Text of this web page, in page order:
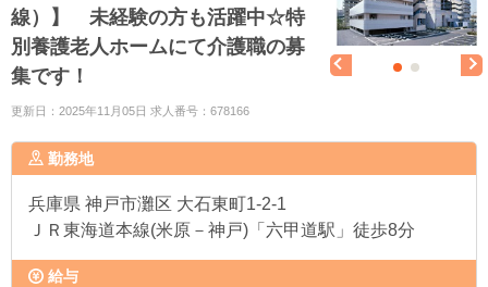
線）】 未経験の方も活躍中☆特
別養護老人ホームにて介護職の募
集です！
更新日：2025年11月05日 求人番号：678166
勤務地
兵庫県 神戸市灘区 大石東町1-2-1
ＪＲ東海道本線(米原－神戸)「六甲道駅」徒歩8分
給与